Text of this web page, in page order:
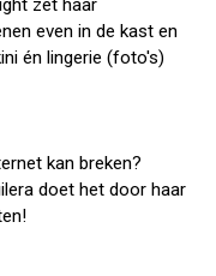
even in de kast en
én lingerie (foto's)
kan breken?
doet het door haar